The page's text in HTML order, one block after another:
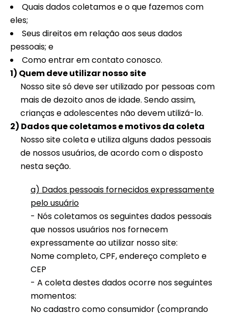
Quais dados coletamos e o que fazemos com
eles;
Seus direitos em relação aos seus dados
pessoais; e
Como entrar em contato conosco.
1) Quem deve utilizar nosso site
Nosso site só deve ser utilizado por pessoas com
mais de dezoito anos de idade. Sendo assim,
crianças e adolescentes não devem utilizá-lo.
2) Dados que coletamos e motivos da coleta
Nosso site coleta e utiliza alguns dados pessoais
de nossos usuários, de acordo com o disposto
nesta seção.
a) Dados pessoais fornecidos expressamente
pelo usuário
- Nós coletamos os seguintes dados pessoais
que nossos usuários nos fornecem
expressamente ao utilizar nosso site:
Nome completo, CPF, endereço completo e
CEP
- A coleta destes dados ocorre nos seguintes
momentos:
No cadastro como consumidor (comprando